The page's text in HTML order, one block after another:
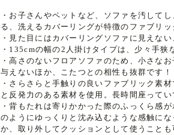
・お子さんやペットなど、ソファを汚して
る、洗えるカバーリングが特徴のファブリッ
・見た目にはカバーリングソファに見えな
・135cmの幅の2人掛けタイプは、少々手狭
・高さのないフロアソファのため、小さな
与えないほか、こたつとの相性も抜群です！
・さらさらと手触りの良いファブリック素
と反発力のある素材を使用。長時間座って
・背もたれは寄りかかった際のふっくら感
のようにゆっくりと沈み込むような感触に
か、取り外してクッションとして使うこと